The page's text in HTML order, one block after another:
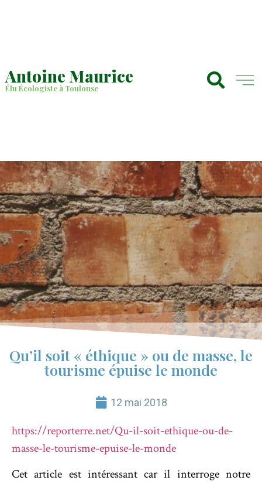
Antoine Maurice
Élu Écologiste à Toulouse
Qu’il soit « éthique » ou de masse, le
tourisme épuise le monde
12 mai 2018
https://reporterre.net/Qu-il-soit-ethique-ou-de-
masse-le-tourisme-epuise-le-monde
Cet article est intéressant car il interroge notre